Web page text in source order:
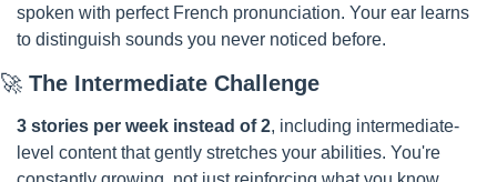
spoken with perfect French pronunciation. Your ear learns
to distinguish sounds you never noticed before.
🚀 The Intermediate Challenge
3 stories per week instead of 2, including intermediate-
level content that gently stretches your abilities. You're